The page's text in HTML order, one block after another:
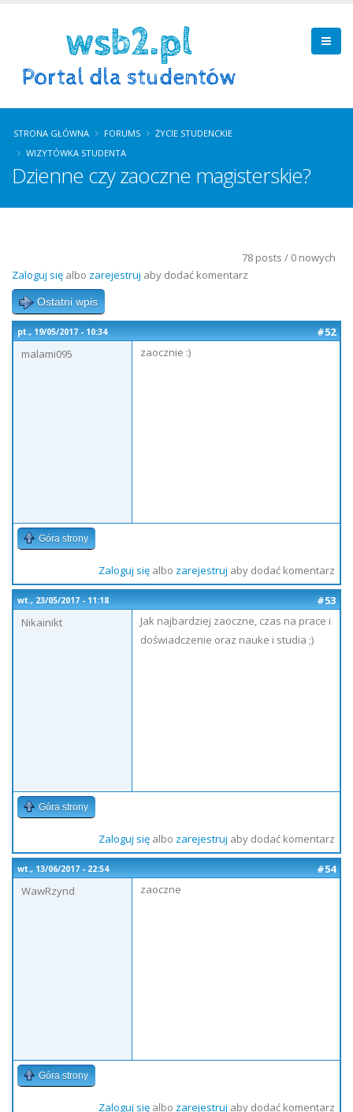
STRONA GŁÓWNA FORUMS
ŻYCIE STUDENCKIE
WIZYTÓWKA STUDENTA
Dzienne czy zaoczne magisterskie?
78 posts / 0 nowych
Zaloguj się albo zarejestruj aby dodać komentarz
Ostatni wpis
pt., 19/05/2017 - 10:34
#52
malami095
zaocznie :)
Góra strony
Zaloguj sięalbo zarejestruj aby dodać komentarz
wt., 23/05/2017 - 11:18
#53
Nikainikt
Jak najbardziej zaoczne, czas na prace i
doświadczenie oraz nauke i studia ;)
Góra strony
Zaloguj sięalbo zarejestruj aby dodać komentarz
wt., 13/06/2017 - 22:54
#54
WawRzynd
zaoczne
Góra strony
Zaloguj sięalbo zarejestruj aby dodać komentarz